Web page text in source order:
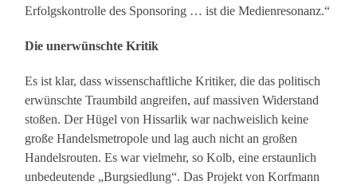
Erfolgskontrolle des Sponsoring … ist die Medienresonanz.“
Die unerwünschte Kritik
Es ist klar, dass wissenschaftliche Kritiker, die das politisch
erwünschte Traumbild angreifen, auf massiven Widerstand
stoßen. Der Hügel von Hissarlik war nachweislich keine
große Handelsmetropole und lag auch nicht an großen
Handelsrouten. Es war vielmehr, so Kolb, eine erstaunlich
unbedeutende „Burgsiedlung“. Das Projekt von Korfmann